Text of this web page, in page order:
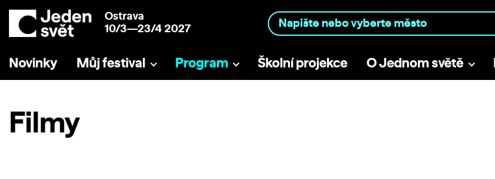
Ostrava
10/3—23/4 2027
Novinky Můj festival Program Školní projekce O Jednom světě
Filmy